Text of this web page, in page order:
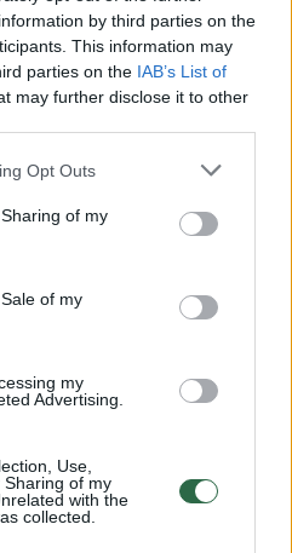
by third parties on the
This information may
parties on the IAB’s List of
may further disclose it to other
Opt Outs
of my
of my
my
Advertising.
Use,
of my
with the
collected.
„Mercedes Benz“.
rajone – mėgino
teisės vairuoti
informuoja, kad